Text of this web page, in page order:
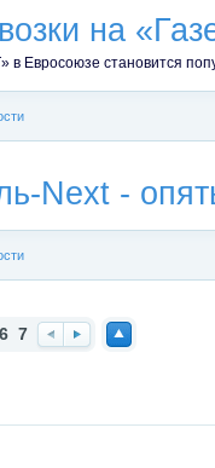
на
в Евросоюзе становится
Next -
6 7